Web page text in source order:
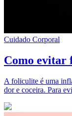
Cuidado Corporal
Como evitar
A foliculite é uma
dor e coceira. Para